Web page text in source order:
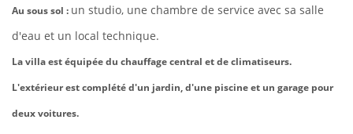
Au sous sol : un studio, une chambre de service avec sa salle
d'eau et un local technique.
La villa est équipée du chauffage central et de climatiseurs.
L'extérieur est complété d'un jardin, d'une piscine et un garage pour
deux voitures.